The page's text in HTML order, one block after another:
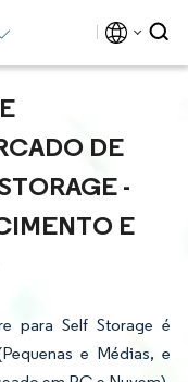
DE
-
E
para Self Storage é
e Médias, e